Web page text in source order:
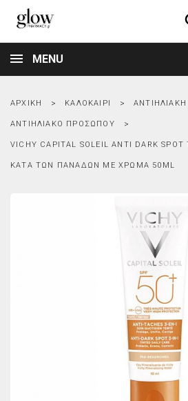
MENU
ΑΡΧΙΚΉ ΚΑΛΟΚΑΊΡΙ
ΑΝΤΙΗΛΙΑΚΌ ΠΡΟΣΏΠΟΥ
VICHY CAPITAL SOLEIL ANTI DARK
ΚΑΤΆ ΤΩΝ ΠΑΝΆΔΩΝ ΜΕ ΧΡΏΜΑ 50ML